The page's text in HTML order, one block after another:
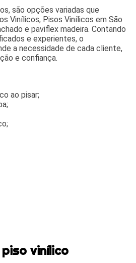
são opções variadas que
Vinílicos, Pisos Vinílicos em São
e paviflex madeira. Contando
e experientes, o
a necessidade de cada cliente,
e confiança.
ao pisar;
vinílico